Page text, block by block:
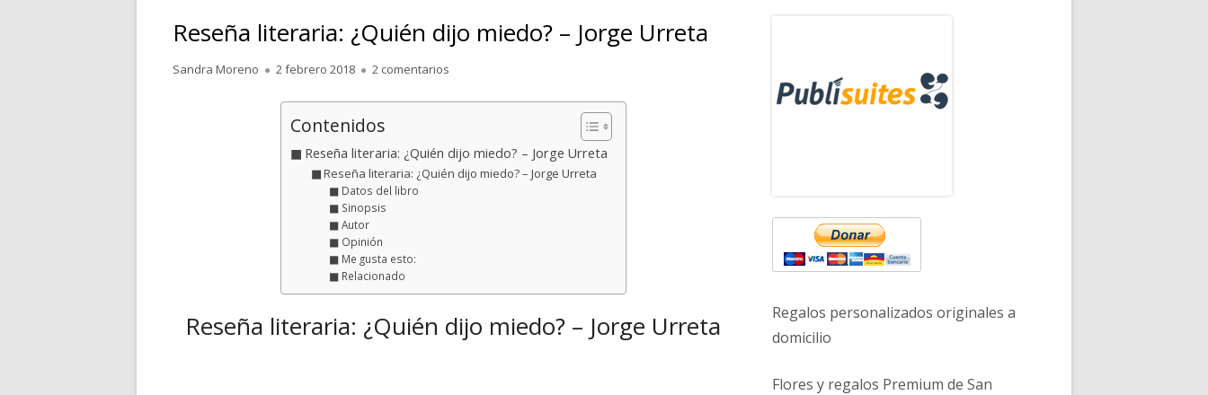
Reseña literaria: ¿Quién dijo miedo? – Jorge Urreta
Autor
Sandra Moreno
Publicado
2 febrero 2018 2 comentarios
Contenidos
Reseña literaria: ¿Quién dijo miedo? – Jorge Urreta
Reseña literaria: ¿Quién dijo miedo? – Jorge Urreta
Datos del libro
Sinopsis
Autor
Opinión
Me gusta esto:
Relacionado
Reseña literaria: ¿Quién dijo miedo? – Jorge Urreta
lateral
principal
Regalos personalizados originales a
domicilio
Flores y regalos Premium de San